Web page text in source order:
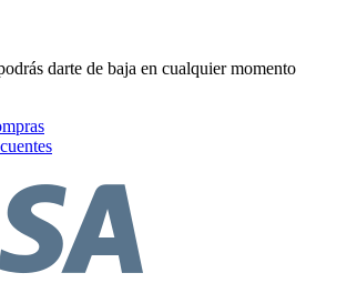
darte de baja en cualquier momento